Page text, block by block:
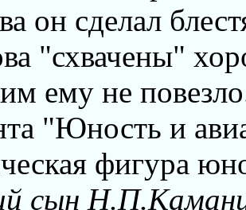
он сделал
"схвачены"
ему не
"Юность и
фигура
сын